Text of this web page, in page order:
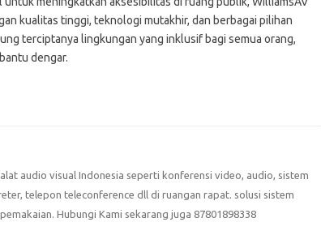
kualitas tinggi, teknologi mutakhir, dan berbagai pilihan
terciptanya lingkungan yang inklusif bagi semua orang,
dengar.
audio visual Indonesia seperti konferensi video, audio, sistem
telepon teleconference dll di ruangan rapat. solusi sistem
Hubungi Kami sekarang juga 87801898338